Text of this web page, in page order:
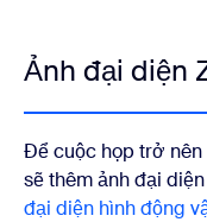
Ảnh đại diện
Để cuộc họp trở nên
sẽ thêm ảnh đại
đại diện hình động